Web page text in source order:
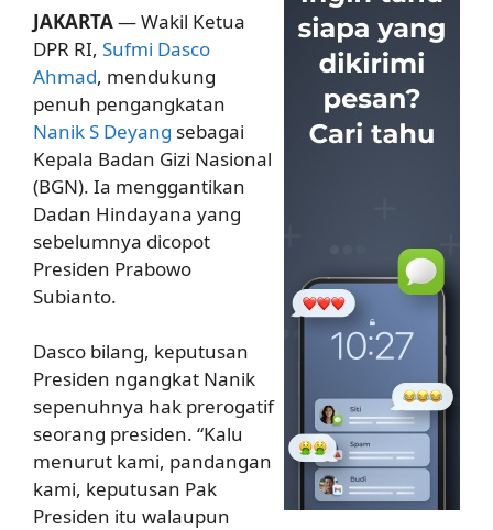
JAKARTA— Wakil Ketua
DPR RI, Sufmi Dasco
Ahmad, mendukung
penuh pengangkatan
Nanik S Deyang sebagai
Kepala Badan Gizi Nasional
(BGN). Ia menggantikan
Dadan Hindayana yang
sebelumnya dicopot
Presiden Prabowo
Subianto.
Dasco bilang, keputusan
Presiden ngangkat Nanik
sepenuhnya hak prerogatif
seorang presiden. “Kalu
menurut kami, pandangan
kami, keputusan Pak
Presiden itu walaupun